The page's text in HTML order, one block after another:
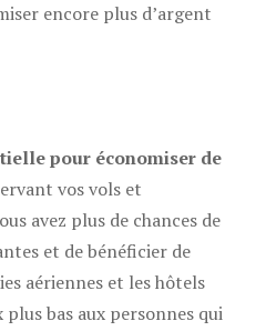
encore plus d’argent
pour économiser de
vos vols et
avez plus de chances de
et de bénéficier de
aériennes et les hôtels
bas aux personnes qui